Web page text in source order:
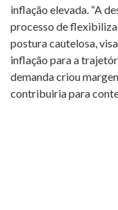
inflação elevada. “A
processo de
postura cautelosa,
inflação para a
demanda criou
contribuiria para